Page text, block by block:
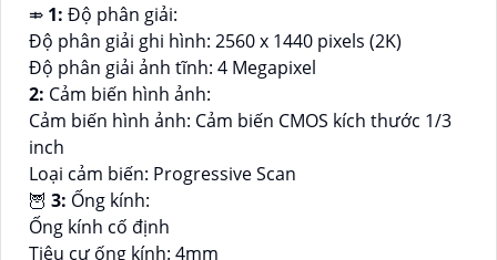
⤃ 1: Độ phân giải:
Độ phân giải ghi hình: 2560 x 1440 pixels (2K)
Độ phân giải ảnh tĩnh: 4 Megapixel
2: Cảm biến hình ảnh:
Cảm biến hình ảnh: Cảm biến CMOS kích thước 1/3
inch
Loại cảm biến: Progressive Scan
🦉 3: Ống kính:
Ống kính cố định
Tiêu cự ống kính: 4mm